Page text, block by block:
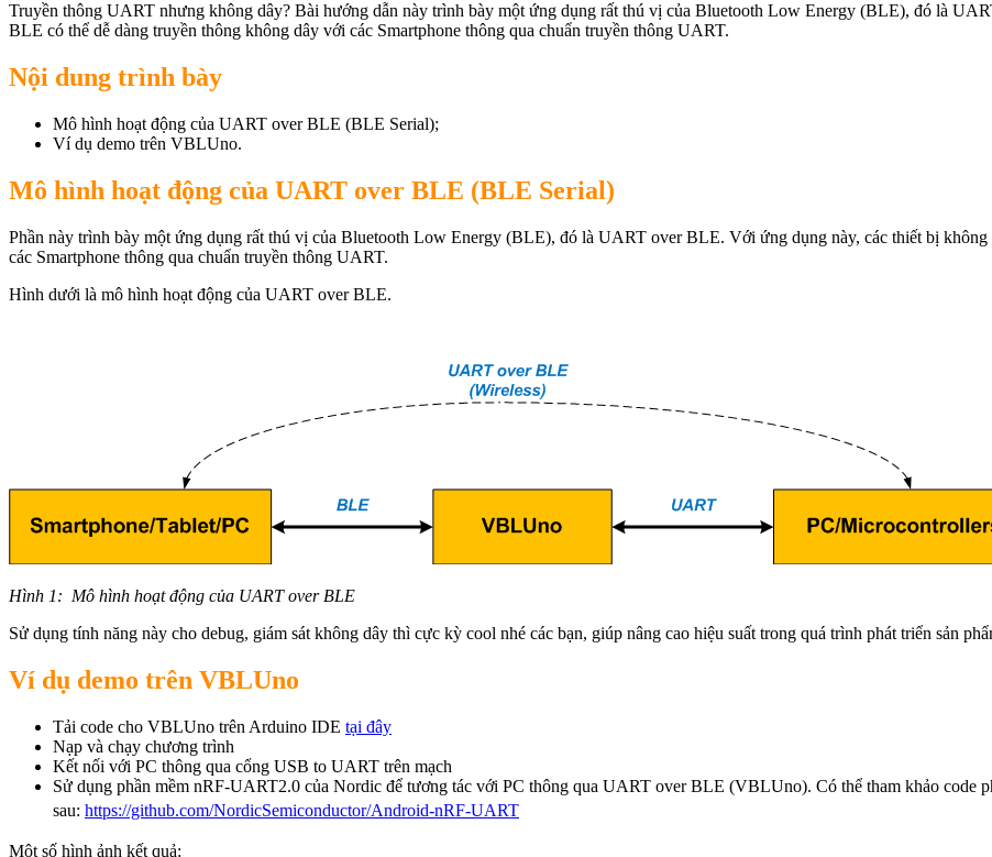
Truyền thông UART nhưng không dây? Bài hướng dẫn này trình bày một ứng dụng rất thú vị của Bluetooth Low Energy (BLE), đó là
BLE có thể dễ dàng truyền thông không dây với các Smartphone thông qua chuẩn truyền thông UART.
Nội dung trình bày
Mô hình hoạt động của UART over BLE (BLE Serial);
Ví dụ demo trên VBLUno.
Mô hình hoạt động của UART over BLE (BLE Serial)
Phần này trình bày một ứng dụng rất thú vị của Bluetooth Low Energy (BLE), đó là UART over BLE. Với ứng dụng này, các thiết bị
các Smartphone thông qua chuẩn truyền thông UART.
Hình dưới là mô hình hoạt động của UART over BLE.
Hình 1: Mô hình hoạt động của UART over BLE
Sử dụng tính năng này cho debug, giám sát không dây thì cực kỳ cool nhé các bạn, giúp nâng cao hiệu suất trong quá trình phát triển sản
Ví dụ demo trên VBLUno
Tải code cho VBLUno trên Arduino IDE tại đây
Nạp và chạy chương trình
Kết nối với PC thông qua cổng USB to UART trên mạch
Sử dụng phần mềm nRF-UART2.0 của Nordic để tương tác với PC thông qua UART over BLE (VBLUno). Có thể tham khảo code
sau: https://github.com/NordicSemiconductor/Android-nRF-UART
Một số hình ảnh kết quả: